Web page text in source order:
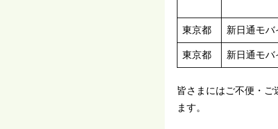
東京都 新日通モバ
東京都 新日通モバ
皆さまにはご不便・
ます。